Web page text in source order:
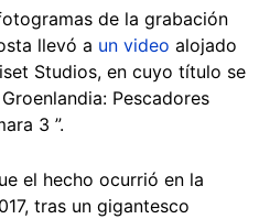
de la grabación
llevó a un video alojado
Studios, en cuyo título se
Pescadores
3 ”.
el hecho ocurrió en la
tras un gigantesco